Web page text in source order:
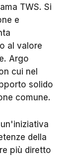
TWS. Si
e
al valore
Argo
cui nel
solido
comune.
della
più diretto